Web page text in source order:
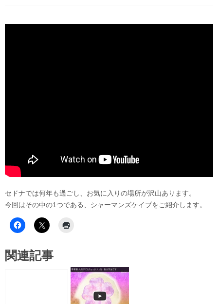
セドナでは何年も過ごし、お気に入りの場所が沢山あります。
今回はその中の1つである、シャーマンズケイブをご紹介します。
関連記事